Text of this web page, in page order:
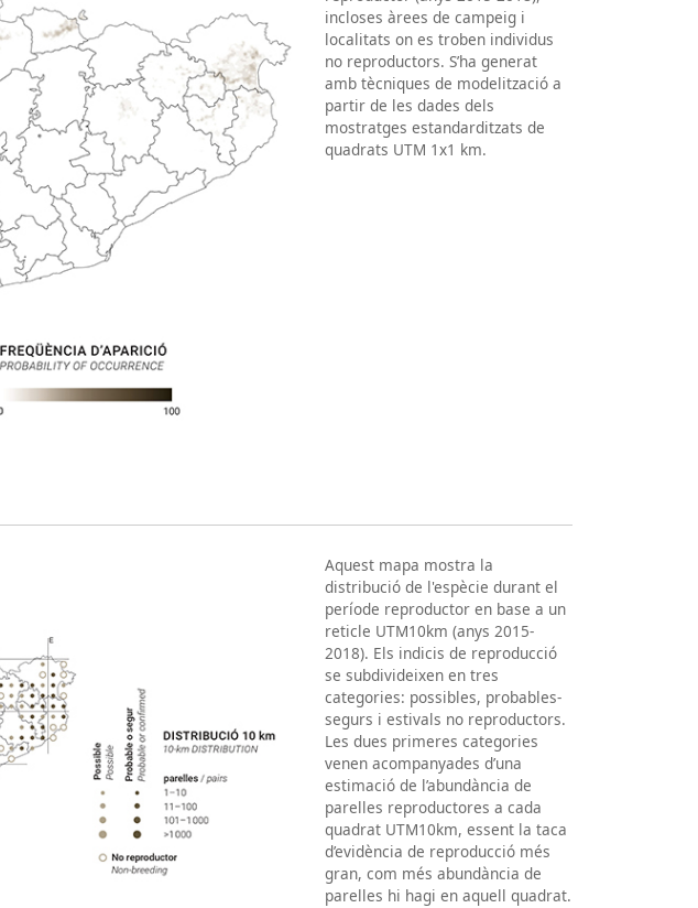
incloses àrees de campeig i
localitats on es troben individus
no reproductors. S’ha generat
amb tècniques de modelització a
partir de les dades dels
mostratges estandarditzats de
quadrats UTM 1x1 km.
Aquest mapa mostra la
distribució de l'espècie durant el
període reproductor en base a un
reticle UTM10km (anys 2015-
2018). Els indicis de reproducció
se subdivideixen en tres
categories: possibles, probables-
segurs i estivals no reproductors.
Les dues primeres categories
venen acompanyades d’una
estimació de l’abundància de
parelles reproductores a cada
quadrat UTM10km, essent la taca
d’evidència de reproducció més
gran, com més abundància de
parelles hi hagi en aquell quadrat.